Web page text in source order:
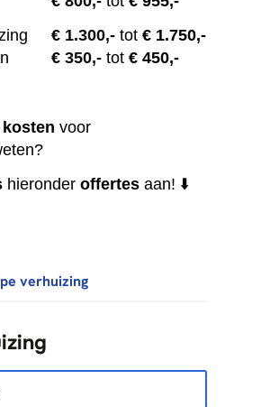
€ 1.300,- tot € 1.750,-
€ 350,- tot € 450,-
kosten voor
hieronder offertes aan! ⬇️